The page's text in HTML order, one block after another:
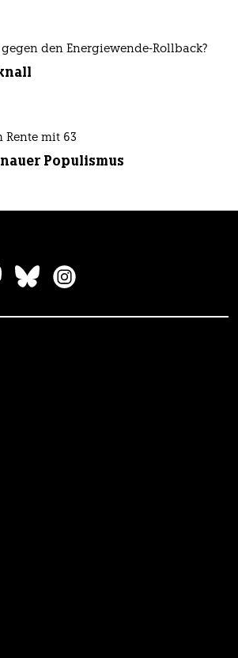
gegen den Energiewende-Rollback?
Rente mit 63
Populismus